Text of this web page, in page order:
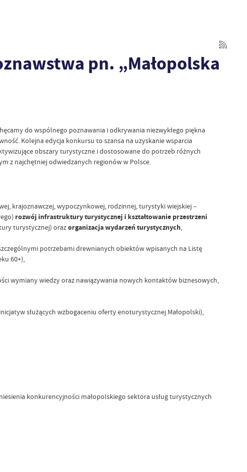
pn. „Małopolska
do wspólnego poznawania i odkrywania niezwykłego piękna
Kolejna edycja konkursu to szansa na uzyskanie wsparcia
obszary turystyczne i dostosowane do potrzeb różnych
z najchętniej odwiedzanych regionów w Polsce.
krajoznawczej, wypoczynkowej, rodzinnej, turystyki wiejskiej –
rozwój infrastruktury turystycznej i kształtowanie przestrzeni
turystycznej) orazorganizacja wydarzeń turystycznych,
potrzebami drewnianych obiektów wpisanych na Listę
60+),
wymiany wiedzy oraz nawiązywania nowych kontaktów biznesowych,
służących wzbogaceniu oferty enoturystycznej Małopolski),
konkurencyjności małopolskiego sektora usług turystycznych